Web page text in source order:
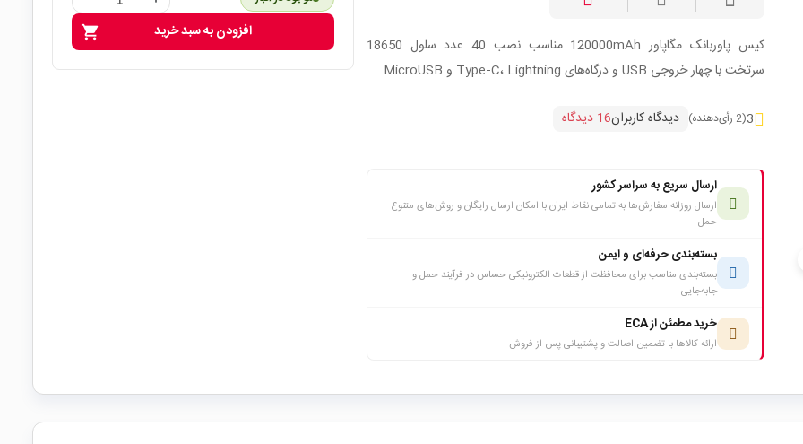
کیس پاوربانک مگاپاور 120000mAh مناسب نصب 40 عدد سلول 18650
سرتخت با چهار خروجی USB و درگاه‌های Type‑C، Lightning و MicroUSB.
3(2 رأی‌دهنده) دیدگاه کاربران16 دیدگاه
ارسال سریع به سراسر کشور
ارسال روزانه سفارش‌ها به تمامی نقاط ایران با امکان ارسال رایگان و روش‌های متنوع
حمل
بسته‌بندی حرفه‌ای و ایمن
بسته‌بندی مناسب برای محافظت از قطعات الکترونیکی حساس در فرآیند حمل و
جابه‌جایی
خرید مطمئن از ECA
ارائه کالاها با تضمین اصالت و پشتیبانی پس از فروش
shopping_cart افزودن به سبد خرید